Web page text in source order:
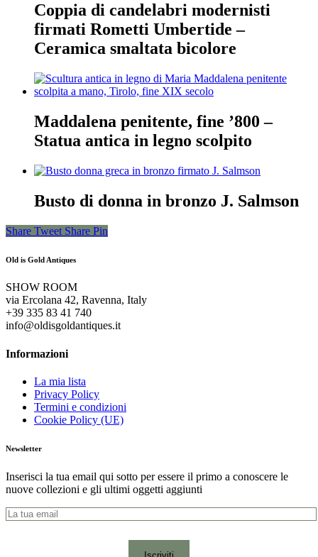
Coppia di candelabri modernisti
firmati Rometti Umbertide –
Ceramica smaltata bicolore
Maddalena penitente, fine ’800 –
Statua antica in legno scolpito
Busto di donna in bronzo J. Salmson
Share Tweet Share Pin
Old is Gold Antiques
SHOW ROOM
via Ercolana 42, Ravenna, Italy
+39 335 83 41 740
info@oldisgoldantiques.it
Informazioni
La mia lista
Privacy Policy
Termini e condizioni
Cookie Policy (UE)
Newsletter
Inserisci la tua email qui sotto per essere il primo a conoscere le
nuove collezioni e gli ultimi oggetti aggiunti